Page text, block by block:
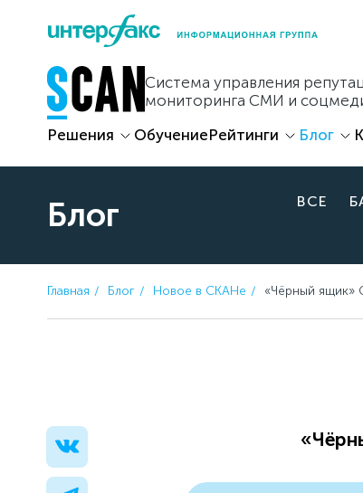
content
Система управления
мониторинга СМИ и
Решения ОбучениеРейтинги Блог
Блог ВСЕ
Главная Блог Новое в СКАНе «Чёрный ящик»